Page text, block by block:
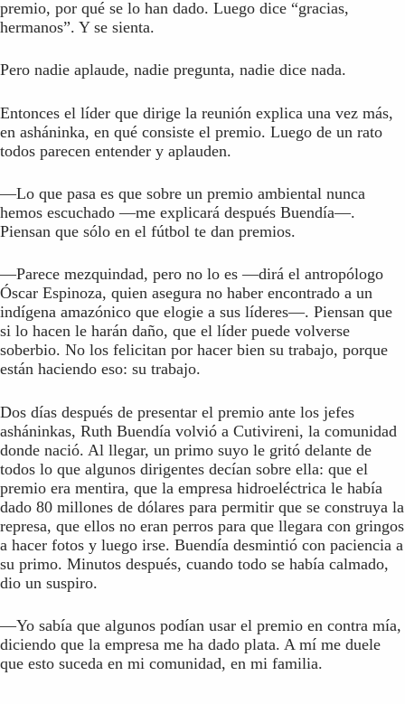
premio, por qué se lo han dado. Luego dice “gracias,
hermanos”. Y se sienta.
Pero nadie aplaude, nadie pregunta, nadie dice nada.
Entonces el líder que dirige la reunión explica una vez más,
en asháninka, en qué consiste el premio. Luego de un rato
todos parecen entender y aplauden.
—Lo que pasa es que sobre un premio ambiental nunca
hemos escuchado —me explicará después Buendía—.
Piensan que sólo en el fútbol te dan premios.
—Parece mezquindad, pero no lo es —dirá el antropólogo
Óscar Espinoza, quien asegura no haber encontrado a un
indígena amazónico que elogie a sus líderes—. Piensan que
si lo hacen le harán daño, que el líder puede volverse
soberbio. No los felicitan por hacer bien su trabajo, porque
están haciendo eso: su trabajo.
Dos días después de presentar el premio ante los jefes
asháninkas, Ruth Buendía volvió a Cutivireni, la comunidad
donde nació. Al llegar, un primo suyo le gritó delante de
todos lo que algunos dirigentes decían sobre ella: que el
premio era mentira, que la empresa hidroeléctrica le había
dado 80 millones de dólares para permitir que se construya la
represa, que ellos no eran perros para que llegara con gringos
a hacer fotos y luego irse. Buendía desmintió con paciencia a
su primo. Minutos después, cuando todo se había calmado,
dio un suspiro.
—Yo sabía que algunos podían usar el premio en contra mía,
diciendo que la empresa me ha dado plata. A mí me duele
que esto suceda en mi comunidad, en mi familia.